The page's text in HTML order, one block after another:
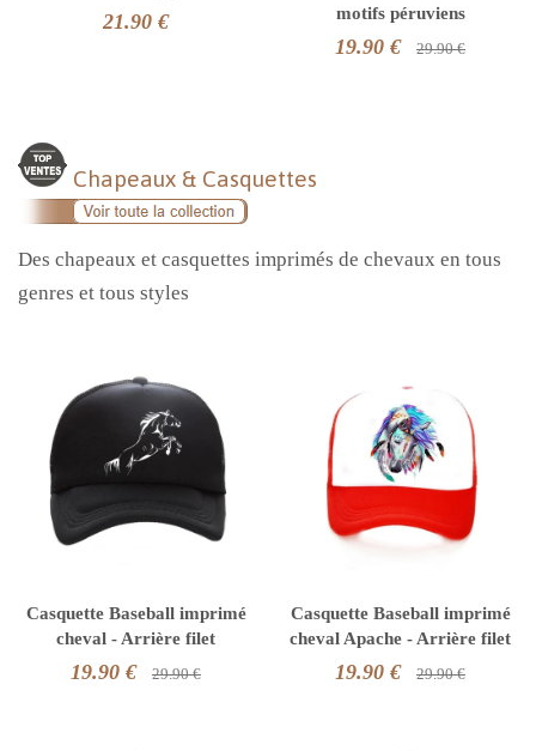
21.90 €
motifs péruviens
19.90 € 29.90 €
Chapeaux & Casquettes
Des chapeaux et casquettes imprimés de chevaux en tous
genres et tous styles
Casquette Baseball imprimé
cheval - Arrière filet
19.90 € 29.90 €
Casquette Baseball imprimé
cheval Apache - Arrière filet
19.90 € 29.90 €